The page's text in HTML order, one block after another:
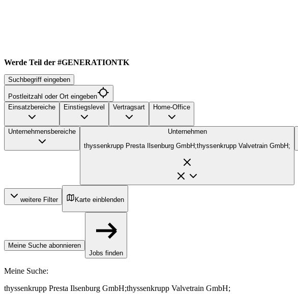
Werde Teil der #GENERATIONTK
Suchbegriff eingeben
Postleitzahl oder Ort eingeben
Einsatzbereiche
Einstiegslevel Vertragsart Home-Office
Unternehmensbereiche
Unternehmen
thyssenkrupp Presta Ilsenburg GmbH;thyssenkrupp Valvetrain GmbH;
weitere Filter Karte einblenden
Meine Suche abonnieren
Jobs finden
Meine Suche:
thyssenkrupp Presta Ilsenburg GmbH;thyssenkrupp Valvetrain GmbH;